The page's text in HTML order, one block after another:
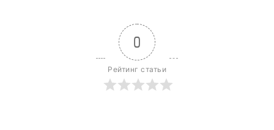
0
Рейтинг статьи